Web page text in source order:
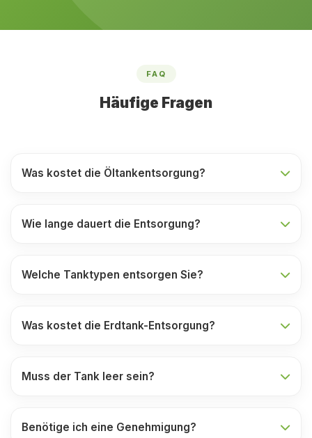
FAQ
Häufige Fragen
Was kostet die Öltankentsorgung?
Wie lange dauert die Entsorgung?
Welche Tanktypen entsorgen Sie?
Was kostet die Erdtank-Entsorgung?
Muss der Tank leer sein?
Benötige ich eine Genehmigung?